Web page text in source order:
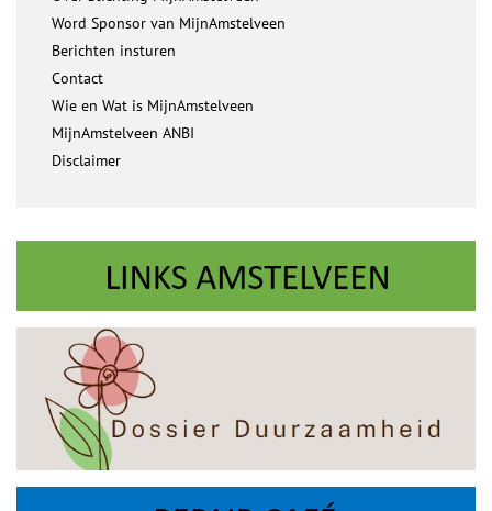
Word Sponsor van MijnAmstelveen
Berichten insturen
Contact
Wie en Wat is MijnAmstelveen
MijnAmstelveen ANBI
Disclaimer